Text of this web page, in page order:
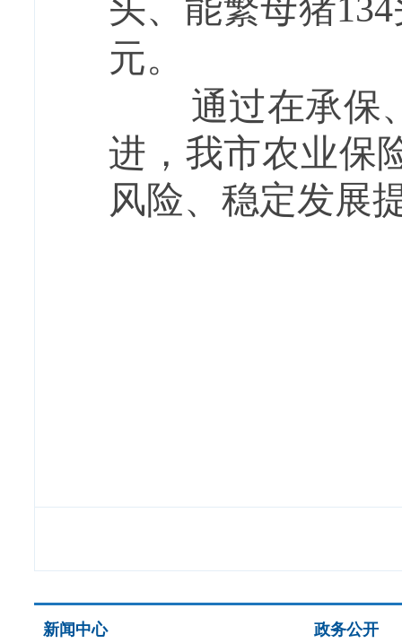
头、能繁母猪
元。
通过在承保、
进，我市农业保
风险、稳定发展
新闻中心 政务公开